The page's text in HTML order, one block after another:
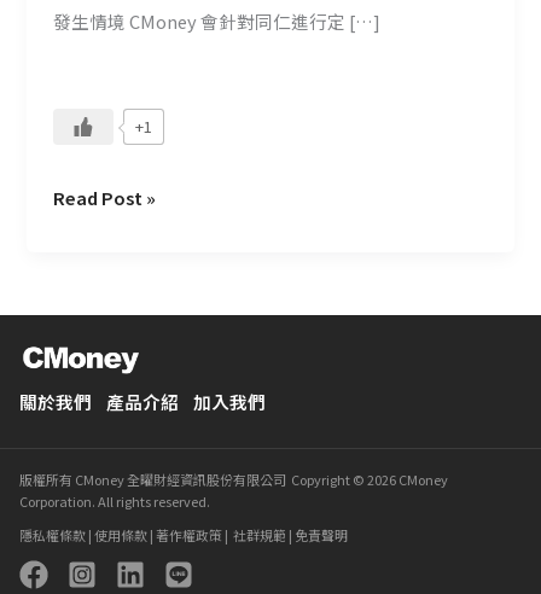
發生情境 CMoney 會針對同仁進行定 […]
+1
心
Read Post »
關於我們 產品介紹 加入我們
版權所有 CMoney 全曜財經資訊股份有限公司 Copyright © 2026 CMoney
Corporation. All rights reserved.
隱私權條款|使用條款| 著作權政策| 社群規範 | 免責聲明